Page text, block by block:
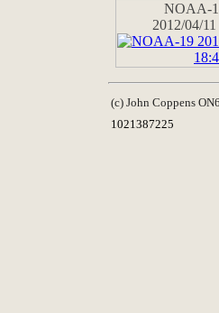
NOAA-
2012/04/
(c) John Coppens
1021387225